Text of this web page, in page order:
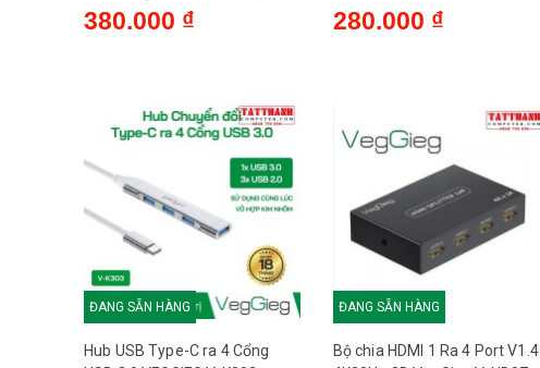
3.0, Sạc PD 100W Ugreen
15495 cao cấp
380.000 ₫ 280.000 ₫
ĐANG SẴN HÀNG
Hub USB Type-C ra 4 Cổng
ĐANG SẴN HÀNG
Bộ chia HDMI 1 Ra 4 Port V1.4